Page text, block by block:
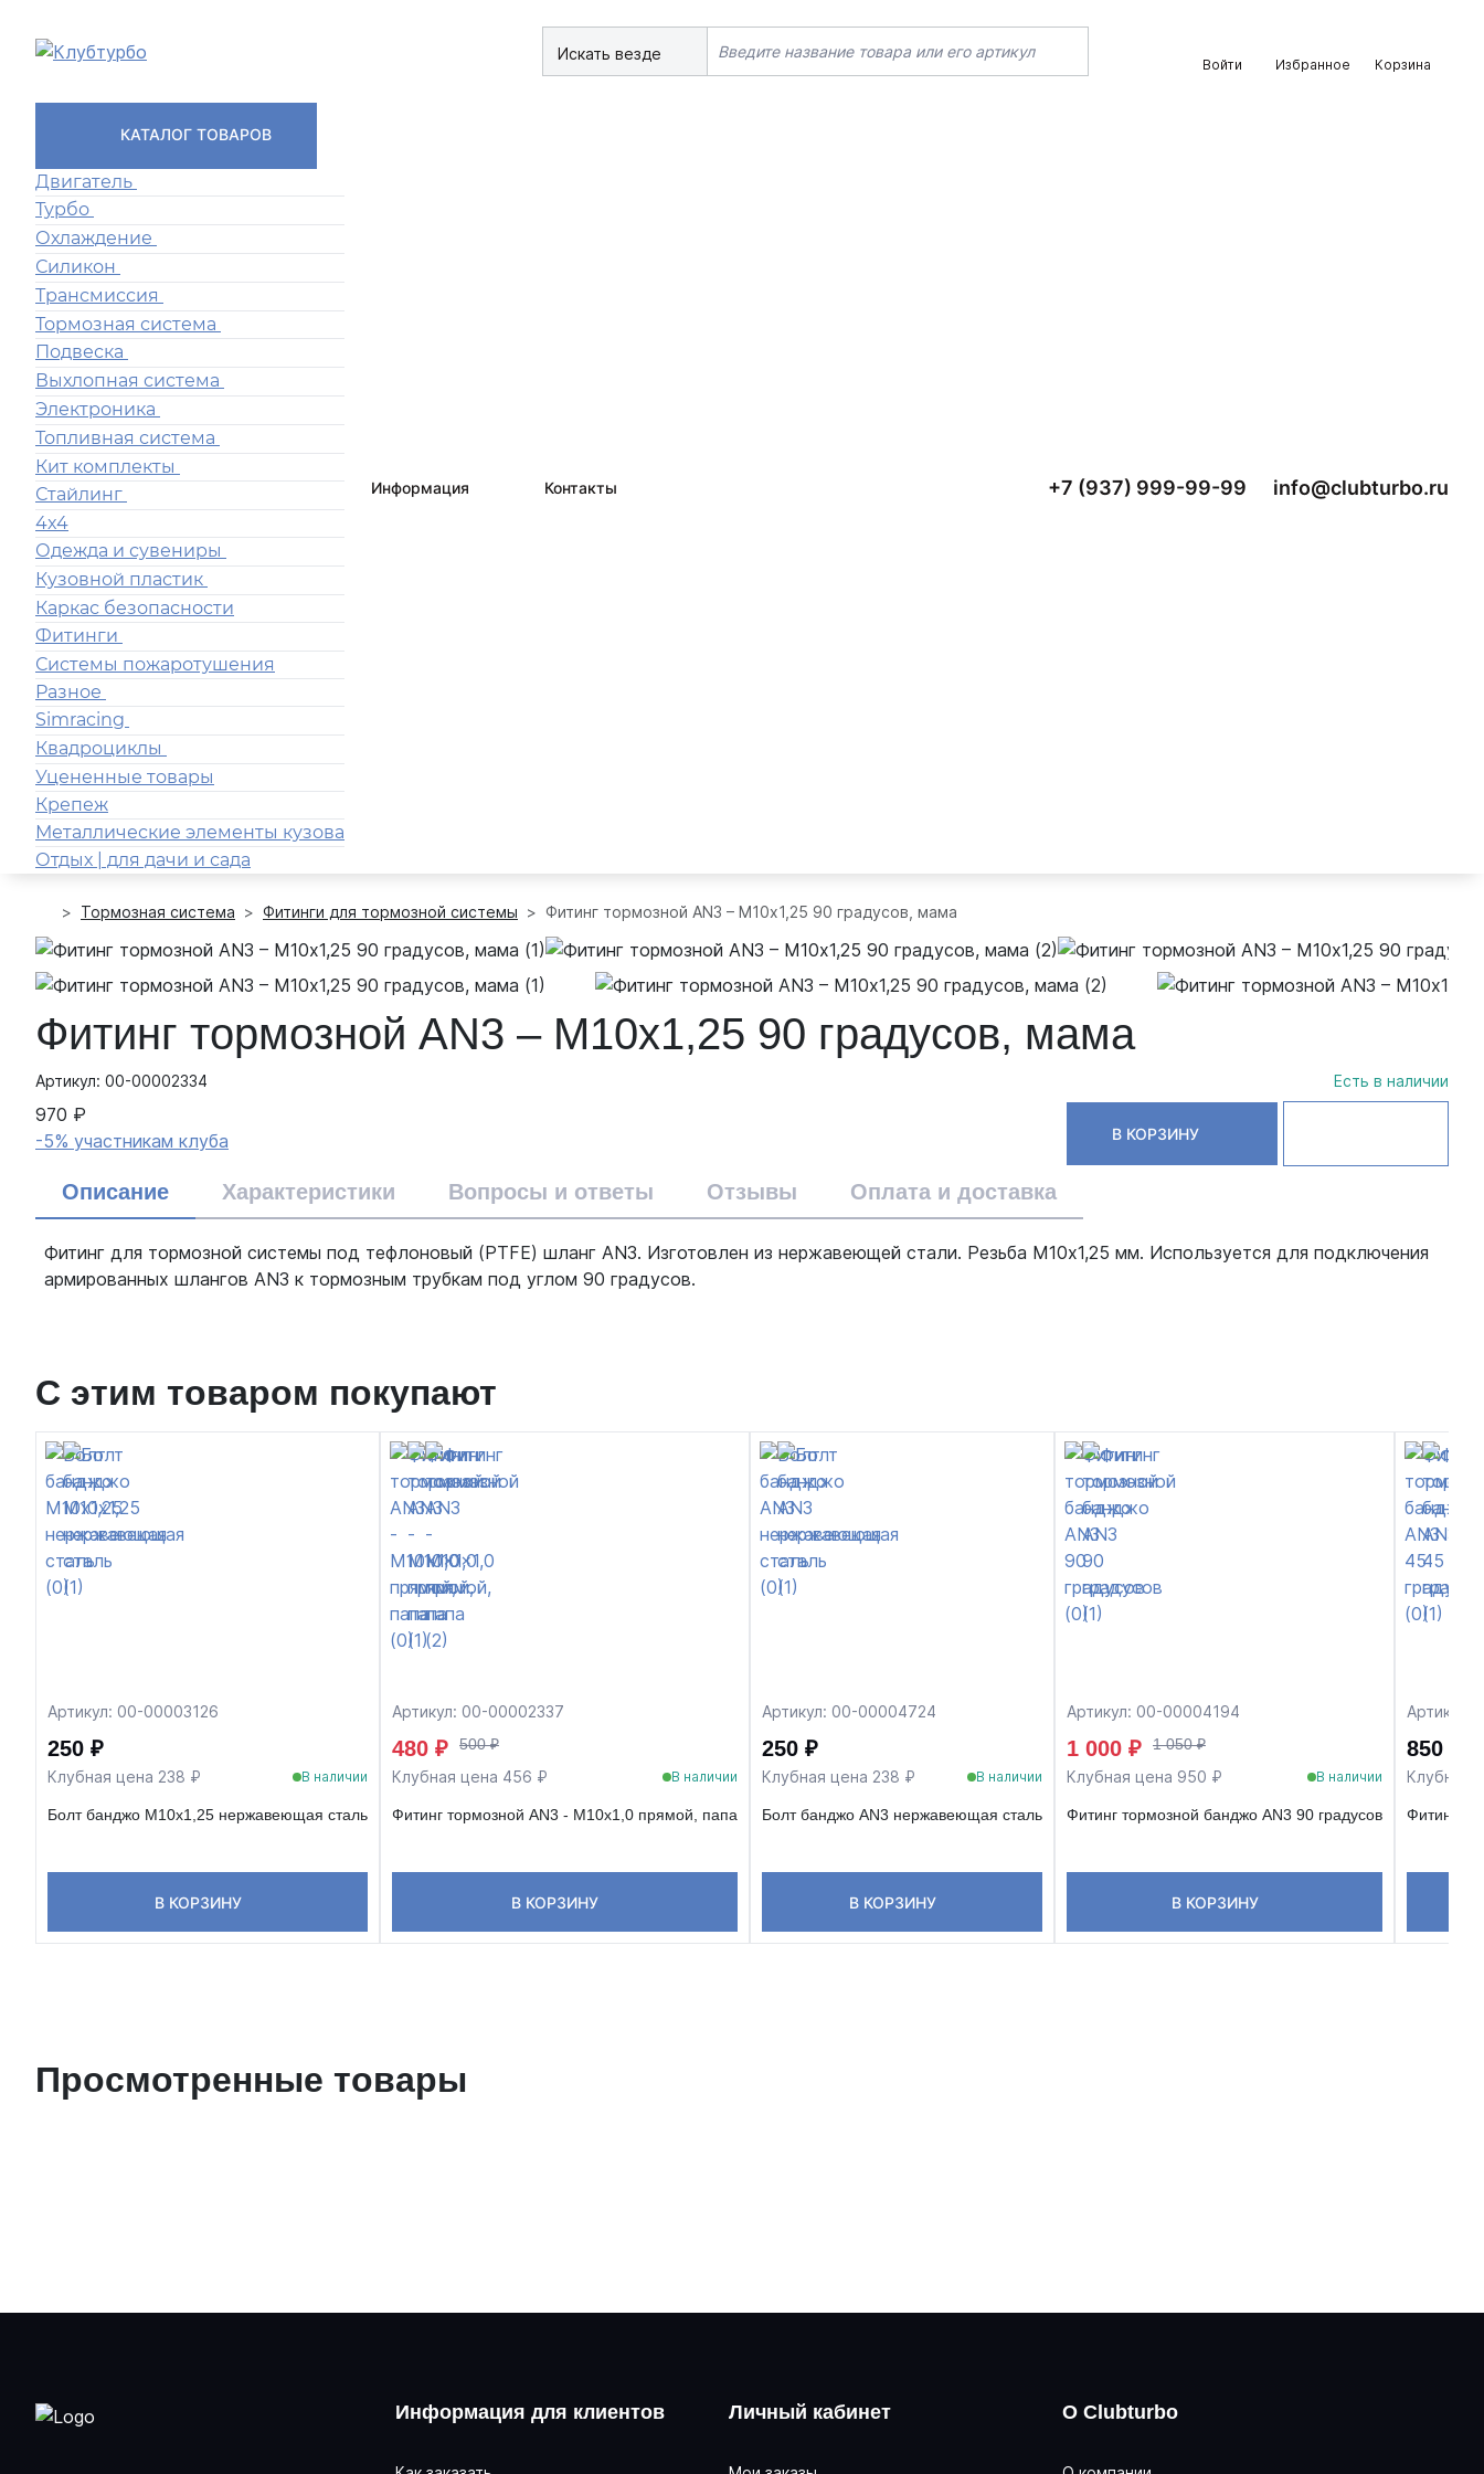
Искать везде
Войти Избранное Корзина
КАТАЛОГ ТОВАРОВ
Двигатель
Турбо
Охлаждение
Силикон
Трансмиссия
Тормозная система
Подвеска
Выхлопная система
Электроника
Топливная система
Кит комплекты
Стайлинг
4x4
Одежда и сувениры
Кузовной пластик
Каркас безопасности
Фитинги
Системы пожаротушения
Разное
Simracing
Квадроциклы
Уцененные товары
Крепеж
Металлические элементы кузова
Отдых | для дачи и сада
Информация Контакты +7 (937) 999-99-99 info@clubturbo.ru
Тормозная система Фитинги для тормозной системы Фитинг тормозной AN3 – М10x1,25 90 градусов, мама
Фитинг тормозной AN3 – М10x1,25 90 градусов, мама
Артикул: 00-00002334 Есть в наличии
970 ₽
-5% участникам клуба
В КОРЗИНУ
Описание Характеристики Вопросы и ответы Отзывы Оплата и доставка
Фитинг для тормозной системы под тефлоновый (PTFE) шланг AN3. Изготовлен из нержавеющей стали. Резьба М10х1,25 мм. Используется для подключения
армированных шлангов AN3 к тормозным трубкам под углом 90 градусов.
С этим товаром покупают
Артикул: 00-00003126
250 ₽
Клубная цена 238 ₽ В наличии
Болт банджо М10х1,25 нержавеющая сталь
В КОРЗИНУ
Артикул: 00-00002337
480 ₽ 500 ₽
Клубная цена 456 ₽ В наличии
Фитинг тормозной AN3 - M10x1,0 прямой, папа
В КОРЗИНУ
Артикул: 00-00004724
250 ₽
Клубная цена 238 ₽ В наличии
Болт банджо AN3 нержавеющая сталь
В КОРЗИНУ
Артикул: 00-00004194
1 000 ₽ 1 050 ₽
Клубная цена 950 ₽ В наличии
Фитинг тормозной банджо AN3 90 градусов
В КОРЗИНУ
Артикул:
850 ₽
Клубная
Фитинг
Просмотренные товары
Информация для клиентов Личный кабинет О Clubturbo